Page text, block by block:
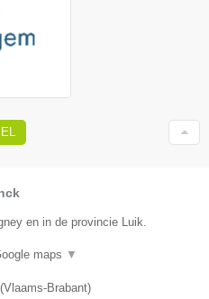
en in de provincie Luik.
maps ▼
(Vlaams-Brabant)